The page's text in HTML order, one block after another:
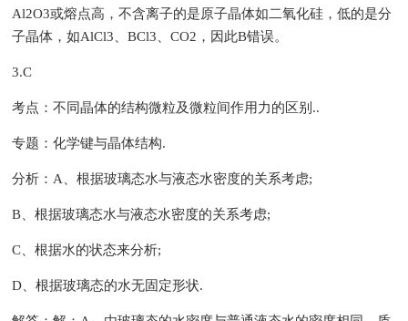
Al2O3或熔点高，不含离子的是原子晶体如二氧化硅，低的是分
子晶体，如AlCl3、BCl3、CO2，因此B错误。
3.C
考点：不同晶体的结构微粒及微粒间作用力的区别..
专题：化学键与晶体结构.
分析：A、根据玻璃态水与液态水密度的关系考虑;
B、根据玻璃态水与液态水密度的关系考虑;
C、根据水的状态来分析;
D、根据玻璃态的水无固定形状.